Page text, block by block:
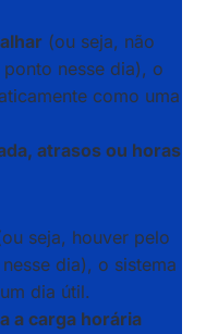
(ou seja, não
nesse dia), o
como uma
atrasos ou horas
seja, houver pelo
dia), o sistema
dia útil.
a carga horária